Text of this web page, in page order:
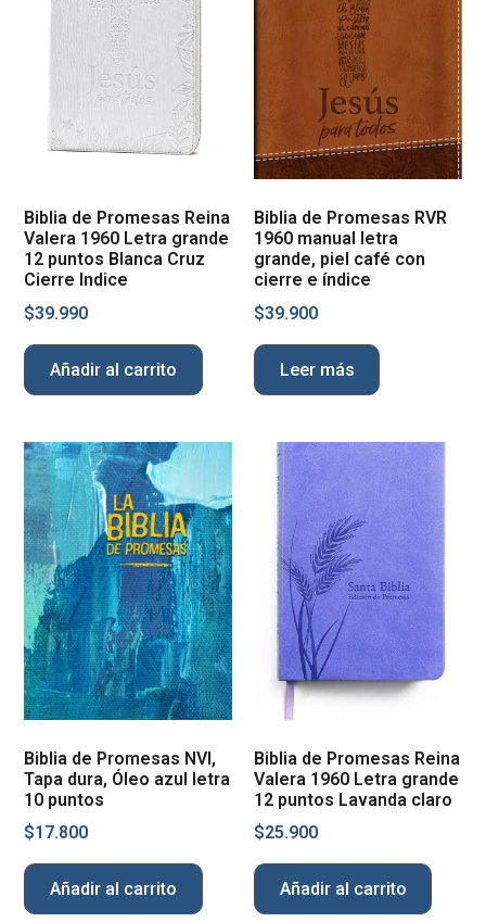
Biblia de Promesas Reina
Valera 1960 Letra grande
12 puntos Blanca Cruz
Cierre Indice
$39.990
Añadir al carrito
Biblia de Promesas RVR
1960 manual letra
grande, piel café con
cierre e índice
$39.900
Leer más
Biblia de Promesas NVI,
Tapa dura, Óleo azul letra
10 puntos
$17.800
Añadir al carrito
Biblia de Promesas Reina
Valera 1960 Letra grande
12 puntos Lavanda claro
$25.900
Añadir al carrito